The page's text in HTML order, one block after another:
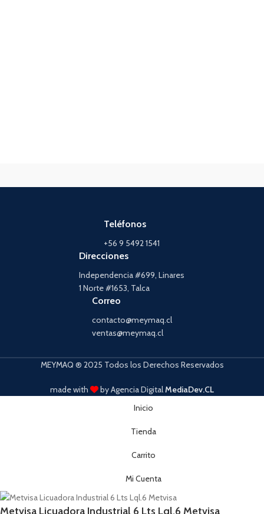
Teléfonos
+56 9 5492 1541
Direcciones
Independencia #699, Linares
1 Norte #1653, Talca
Correo
contacto@meymaq.cl
ventas@meymaq.cl
MEYMAQ ® 2025 Todos los Derechos Reservados
made with by Agencia DigitalMediaDev.CL
Inicio
Tienda
Carrito
Mi Cuenta
Metvisa Licuadora Industrial 6 Lts Lql.6 Metvisa